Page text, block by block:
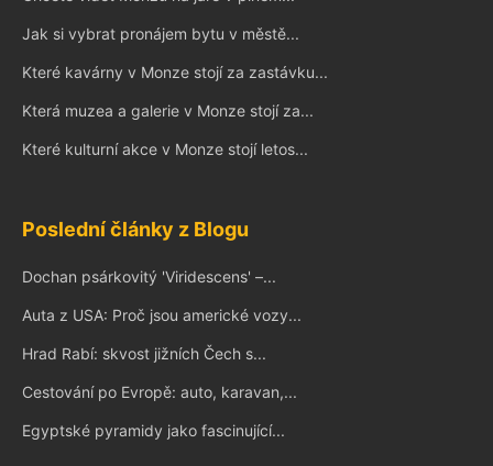
Jak si vybrat pronájem bytu v městě...
Které kavárny v Monze stojí za zastávku...
Která muzea a galerie v Monze stojí za...
Které kulturní akce v Monze stojí letos...
Poslední články z Blogu
Dochan psárkovitý 'Viridescens' –...
Auta z USA: Proč jsou americké vozy...
Hrad Rabí: skvost jižních Čech s...
Cestování po Evropě: auto, karavan,...
Egyptské pyramidy jako fascinující...